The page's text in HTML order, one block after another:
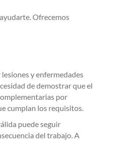
Ofrecemos
y enfermedades
de demostrar que el
por
cumplan los requisitos.
puede seguir
del trabajo. A